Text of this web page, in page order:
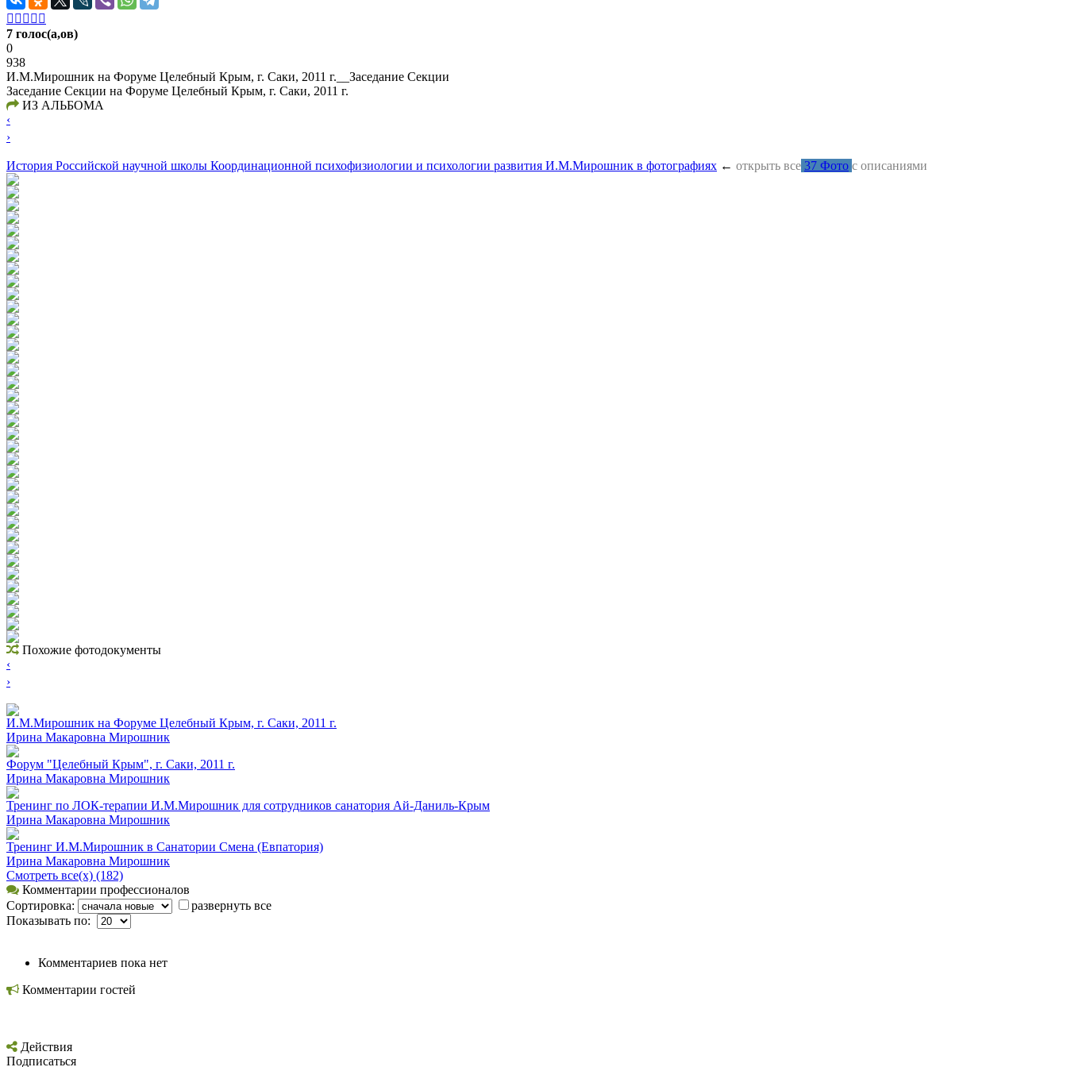
    
7 голос(а,ов)
0
938
И.М.Мирошник на Форуме Целебный Крым, г. Саки, 2011 г.__Заседание Секции
Заседание Секции на Форуме Целебный Крым, г. Саки, 2011 г.
ИЗ АЛЬБОМА
‹
›
История Российской научной школы Координационной психофизиологии и психологии развития И.М.Мирошник в фотографиях ← открыть все 37 Фото с описаниями
Похожие фотодокументы
‹
›
И.М.Мирошник на Форуме Целебный Крым, г. Саки, 2011 г.
Ирина Макаровна Мирошник
Форум "Целебный Крым", г. Саки, 2011 г.
Ирина Макаровна Мирошник
Тренинг по ЛОК-терапии И.М.Мирошник для сотрудников санатория Ай-Даниль-Крым
Ирина Макаровна Мирошник
Тренинг И.М.Мирошник в Санатории Смена (Евпатория)
Ирина Макаровна Мирошник
Смотреть все(х) (182)
Комментарии профессионалов
Сортировка:
развернуть все
Показывать по:
Комментариев пока нет
Комментарии гостей
Действия
Подписаться